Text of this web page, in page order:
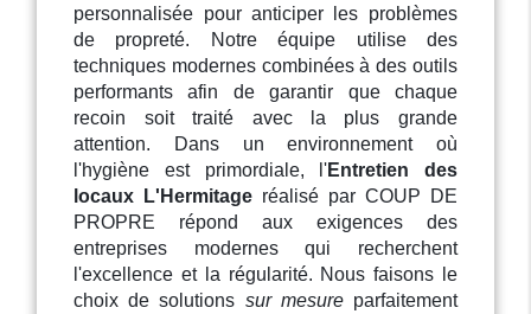
personnalisée pour anticiper les problèmes
de propreté. Notre équipe utilise des
techniques modernes combinées à des outils
performants afin de garantir que chaque
recoin soit traité avec la plus grande
attention. Dans un environnement où
l'hygiène est primordiale, l'Entretien des
locaux L'Hermitage réalisé par COUP DE
PROPRE répond aux exigences des
entreprises modernes qui recherchent
l'excellence et la régularité. Nous faisons le
choix de solutions sur mesureparfaitement